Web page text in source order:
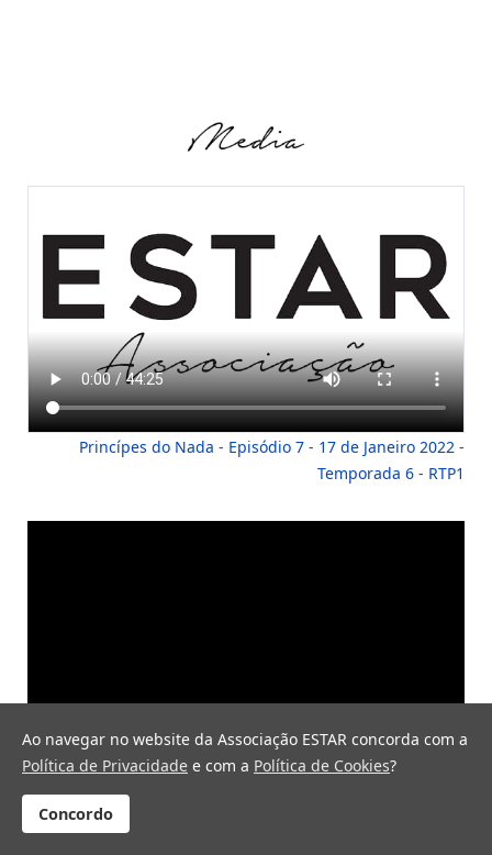
Princípes do Nada - Episódio 7 - 17 de Janeiro 2022 -
Temporada 6 - RTP1
Ao navegar no website da Associação ESTAR concorda com a
Política de Privacidade e com a Política de Cookies?
Concordo